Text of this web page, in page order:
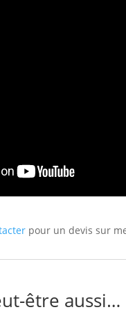
pour un devis sur
être aussi…